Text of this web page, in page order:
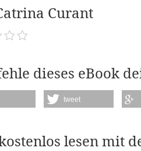
Curant
dieses eBook
tweet
lesen mit